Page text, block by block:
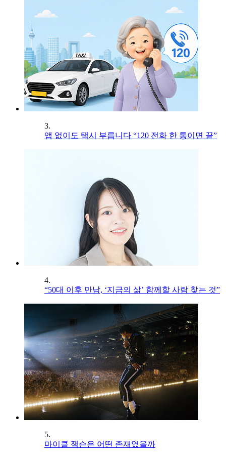
3.
앱 없이도 택시 부릅니다 “120 전화 한 통이면 끝”
4.
“50대 이후 만남, ‘지금의 삶’ 함께할 사람 찾는 것”
5.
마이클 잭슨은 어떤 존재였을까